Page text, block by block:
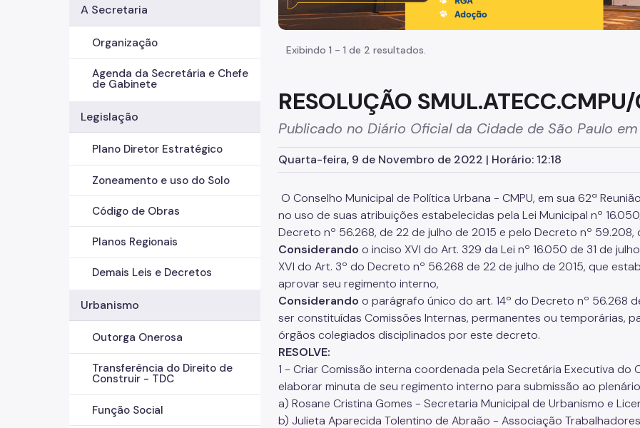
A Secretaria
Organização
Agenda da Secretária e Chefe
de Gabinete
Legislação
Plano Diretor Estratégico
Zoneamento e uso do Solo
Código de Obras
Planos Regionais
Demais Leis e Decretos
Urbanismo
Outorga Onerosa
Transferência do Direito de
Construir - TDC
Função Social
Exibindo 1 - 1 de 2 resultados.
RESOLUÇÃO
Publicado no Diário Oficial da Cidade de São Paulo
Quarta-feira, 9 de Novembro de 2022 | Horário: 12:18
O Conselho Municipal de Política Urbana - CMPU, em sua 62ª
no uso de suas atribuições estabelecidas pela Lei Municipal nº
Decreto nº 56.268, de 22 de julho de 2015 e pelo Decreto nº
Considerando o inciso XVI do Art. 329 da Lei nº 16.050 de 31 de
XVI do Art. 3º do Decreto nº 56.268 de 22 de julho de 2015, que
aprovar seu regimento interno,
Considerando o parágrafo único do art. 14º do Decreto nº 56.268
ser constituídas Comissões Internas, permanentes ou temporárias,
órgãos colegiados disciplinados por este decreto.
RESOLVE:
1 - Criar Comissão interna coordenada pela Secretária Executiva do
elaborar minuta de seu regimento interno para submissão ao
a) Rosane Cristina Gomes - Secretaria Municipal de Urbanismo e
b) Julieta Aparecida Tolentino de Abraão - Associação